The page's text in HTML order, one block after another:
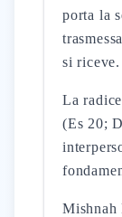
porta la
si
La
(Es 20;
Mishnah